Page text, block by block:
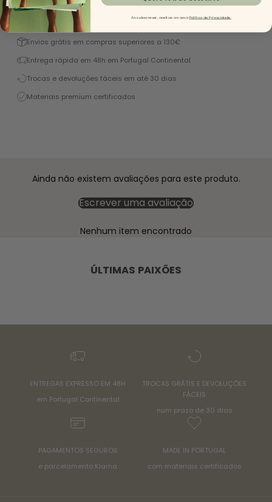
Excelente 4,9/5 (+1450 Reviews)
Envios grátis em compras superiores a 130€
Entrega rápida em 48h em Portugal Continental
Trocas e devoluções fáceis em até 30 dias
Materiais premium certificados
Ainda não existem avaliações para este produto.
Escrever uma avaliação
Nenhum item encontrado
ÚLTIMAS PAIXÕES
ENTREGAS EXPRESSO EM 48H
em Portugal Continental
TROCAS GRÁTIS E DEVOLUÇÕES
FÁCEIS
num prazo de 30 dias
PAGAMENTOS SEGUROS
e parcelamento Klarna
MADE IN PORTUGAL
com materiais certificados
Ao subscrever, aceitas a nossa Política de Privacidade.